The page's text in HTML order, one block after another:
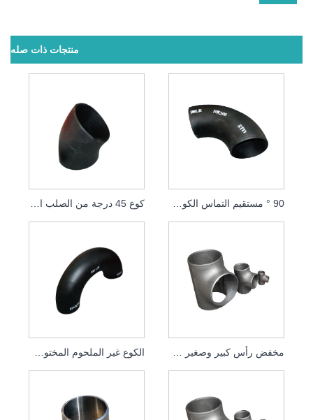
منتجات ذات صله